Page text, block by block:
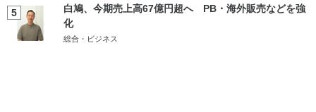
5
白鳩、今期売上高67億円超へ PB・海外販売などを強
化
総合・ビジネス